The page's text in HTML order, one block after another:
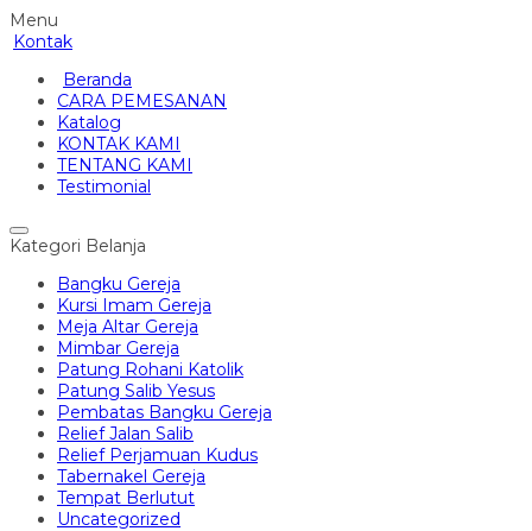
Menu
Kontak
Beranda
CARA PEMESANAN
Katalog
KONTAK KAMI
TENTANG KAMI
Testimonial
Kategori Belanja
Bangku Gereja
Kursi Imam Gereja
Meja Altar Gereja
Mimbar Gereja
Patung Rohani Katolik
Patung Salib Yesus
Pembatas Bangku Gereja
Relief Jalan Salib
Relief Perjamuan Kudus
Tabernakel Gereja
Tempat Berlutut
Uncategorized